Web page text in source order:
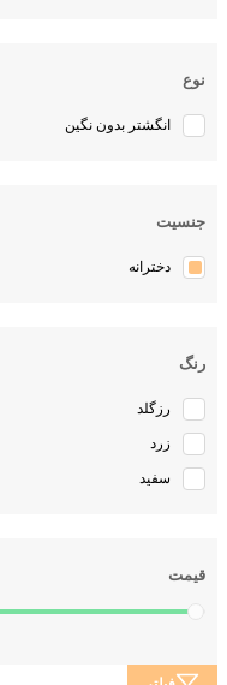
نوع
انگشتر بدون نگین
جنسیت
دخترانه
رنگ
رزگلد
سفید
قیمت